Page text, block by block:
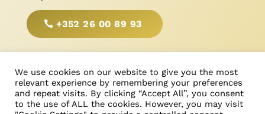
+352 26 00 89 93
SEJA RESPONSÁVEL, BEBA COM MODERAÇÃO!
We use cookies on our website to give you the most
relevant experience by remembering your preferences
and repeat visits. By clicking “Accept All”, you consent
to the use of ALL the cookies. However, you may visit